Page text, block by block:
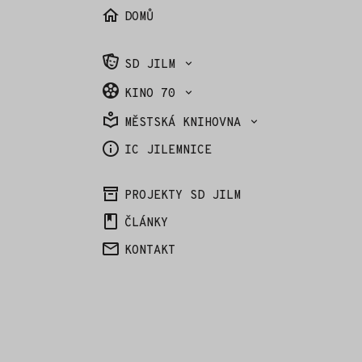
DOMŮ
SD JILM
KINO 70
MĚSTSKÁ KNIHOVNA
IC JILEMNICE
PROJEKTY SD JILM
ČLÁNKY
KONTAKT